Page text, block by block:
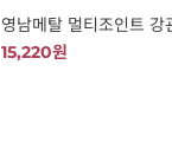
영남메탈 멀티조인트
15,220원